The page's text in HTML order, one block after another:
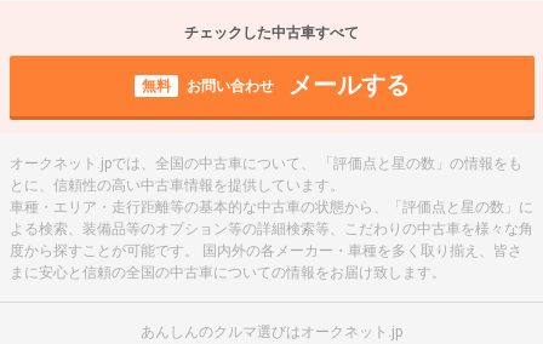
チェックした中古車すべて
無料 お問い合わせ メールする
オークネット.jpでは、全国の中古車について、 「評価点と星の数」の情報をも
とに、信頼性の高い中古車情報を提供しています。
車種・エリア・走行距離等の基本的な中古車の状態から、「評価点と星の数」に
よる検索、装備品等のオプション等の詳細検索等、こだわりの中古車を様々な角
度から探すことが可能です。 国内外の各メーカー・車種を多く取り揃え、皆さ
まに安心と信頼の全国の中古車についての情報をお届け致します。
あんしんのクルマ選びはオークネット.jp